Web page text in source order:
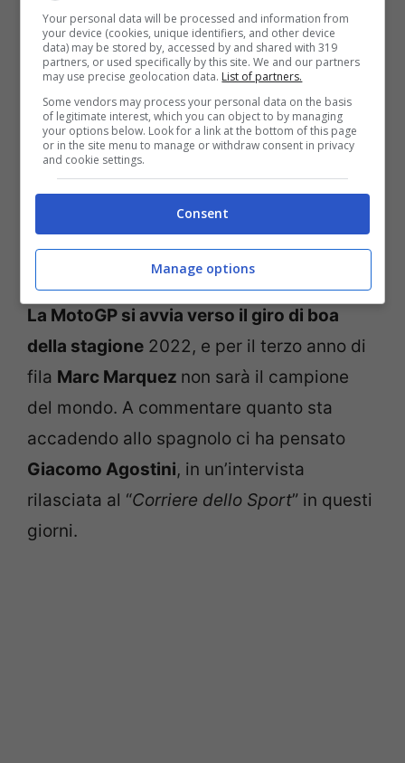
di Germania della scorsa domenica ha
messo la parola finealle speranze di
Pecco BagnaiaedEnea Bastianini
più lontani in classifica.
MotoGP, Agostini
commenta la situazione di
Marquez
La MotoGP si avvia verso il giro di boa
della stagione 2022, e per il terzo anno di
fila Marc Marquez non sarà il campione
del mondo. A commentare quanto sta
accadendo allo spagnolo ci ha pensato
Giacomo Agostini, in un’intervista
rilasciata al “Corriere dello Sport” in questi
giorni.
Your personal data will be processed and information from
your device (cookies, unique identifiers, and other device
data) may be stored by, accessed by and shared with 319
partners, or used specifically by this site. We and our partners
may use precise geolocation data. List of partners.
Some vendors may process your personal data on the basis
of legitimate interest, which you can object to by managing
your options below. Look for a link at the bottom of this page
or in the site menu to manage or withdraw consent in privacy
and cookie settings.
Consent
Manage options